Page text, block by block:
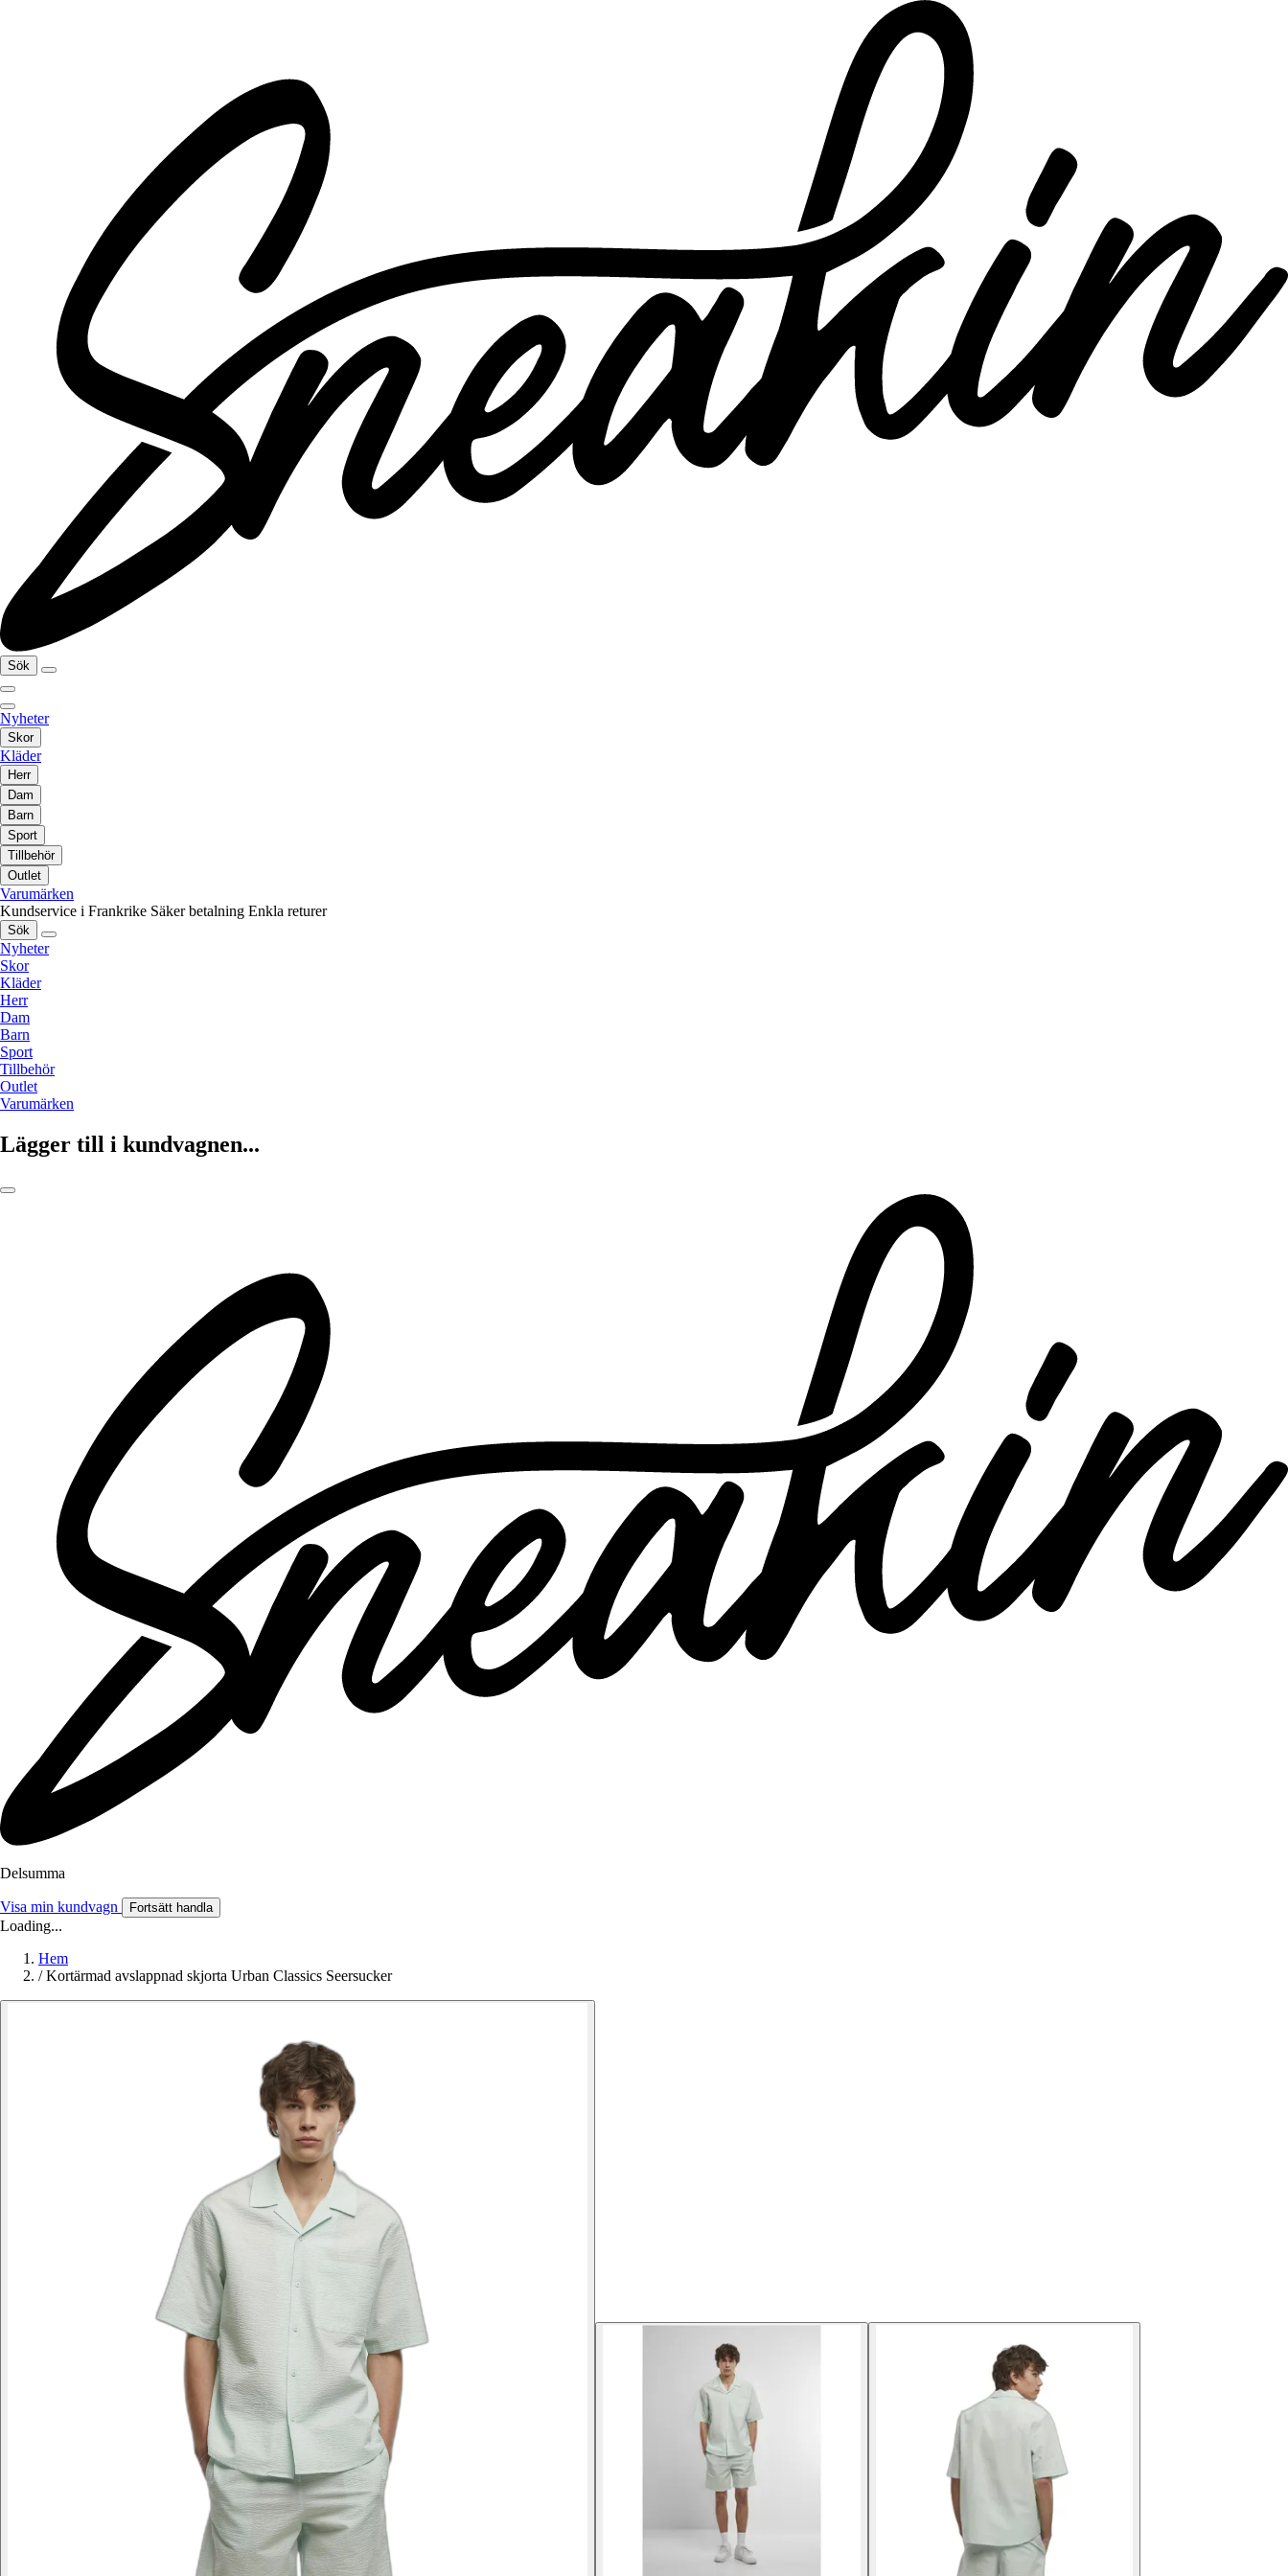
Sök
Nyheter
Skor
Kläder
Herr
Dam
Barn
Sport
Tillbehör
Outlet
Varumärken
Kundservice i Frankrike Säker betalning Enkla returer
Sök
Nyheter
Skor
Kläder
Herr
Dam
Barn
Sport
Tillbehör
Outlet
Varumärken
Lägger till i kundvagnen...
Delsumma
Visa min kundvagn Fortsätt handla
Loading...
Hem
/ Kortärmad avslappnad skjorta Urban Classics Seersucker